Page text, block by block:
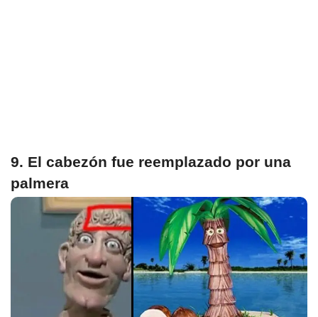
9. El cabezón fue reemplazado por una
palmera